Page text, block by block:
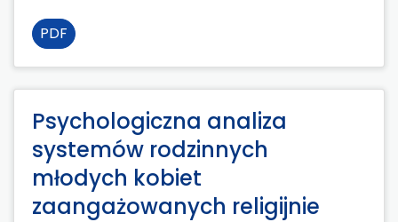
PDF
Psychologiczna analiza
systemów rodzinnych
młodych kobiet
zaangażowanych religijnie